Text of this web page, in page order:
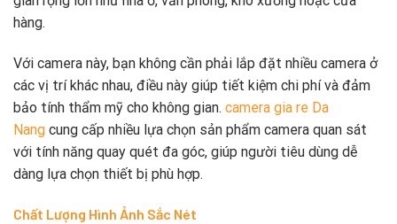
hàng.
Với camera này, bạn không cần phải lắp đặt nhiều camera ở
các vị trí khác nhau, điều này giúp tiết kiệm chi phí và đảm
bảo tính thẩm mỹ cho không gian. camera gia re Da
Nang cung cấp nhiều lựa chọn sản phẩm camera quan sát
với tính năng quay quét đa góc, giúp người tiêu dùng dễ
dàng lựa chọn thiết bị phù hợp.
Chất Lượng Hình Ảnh Sắc Nét